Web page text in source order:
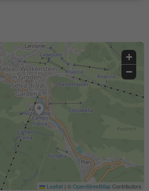
+
−
Leaflet | ©OpenStreetMapContributors